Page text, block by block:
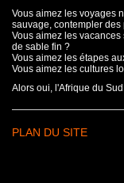
Vous aimez les voyages
sauvage, contempler
Vous aimez les
de sable fin ?
Vous aimez les étapes
Vous aimez les cultures
Alors oui, l'Afrique du
PLAN DU SITE